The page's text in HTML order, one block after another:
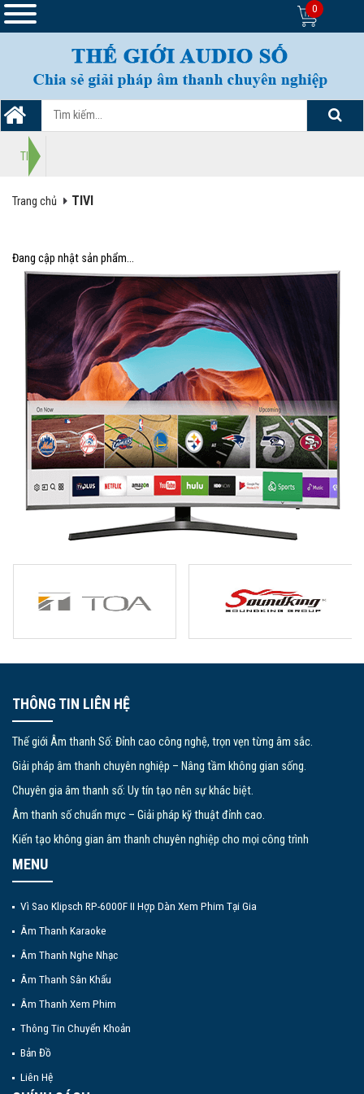
0
TIVI
Trang chủ TIVI
Đang cập nhật sản phẩm...
THÔNG TIN LIÊN HỆ
Thế giới Âm thanh Số: Đỉnh cao công nghệ, trọn vẹn từng âm sắc.
Giải pháp âm thanh chuyên nghiệp – Nâng tầm không gian sống.
Chuyên gia âm thanh số: Uy tín tạo nên sự khác biệt.
Âm thanh số chuẩn mực – Giải pháp kỹ thuật đỉnh cao.
Kiến tạo không gian âm thanh chuyên nghiệp cho mọi công trình
MENU
Vì Sao Klipsch RP-6000F II Hợp Dàn Xem Phim Tại Gia
Âm Thanh Karaoke
Âm Thanh Nghe Nhạc
Âm Thanh Sân Khấu
Âm Thanh Xem Phim
Thông Tin Chuyển Khoản
Bản Đồ
Liên Hệ